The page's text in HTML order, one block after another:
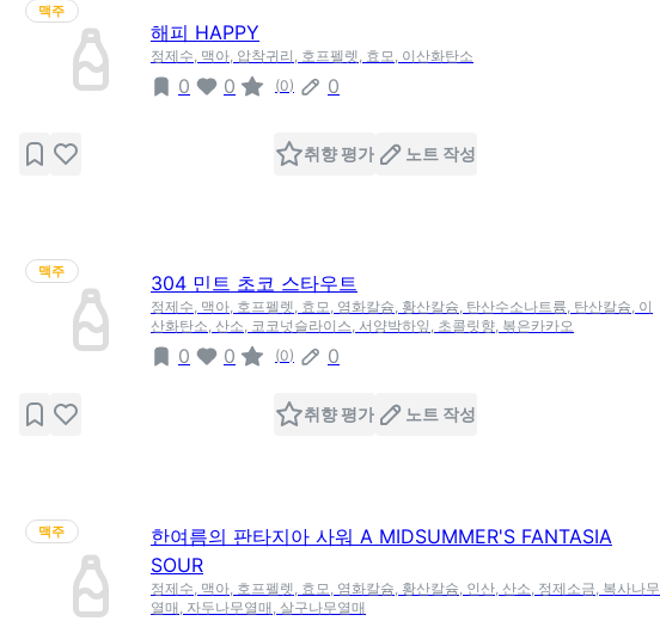
맥주
해피 HAPPY
정제수, 맥아, 압착귀리, 호프펠렛, 효모, 이산화탄소
0 0 (0) 0
취향 평가 노트 작성
맥주
304 민트 초코 스타우트
정제수, 맥아, 호프펠렛, 효모, 염화칼슘, 황산칼슘, 탄산수소나트륨, 탄산칼슘, 이
산화탄소, 산소, 코코넛슬라이스, 서양박하잎, 초콜릿향, 볶은카카오
0 0 (0) 0
취향 평가 노트 작성
맥주
한여름의 판타지아 사워 A MIDSUMMER'S FANTASIA
SOUR
정제수, 맥아, 호프펠렛, 효모, 염화칼슘, 황산칼슘, 인산, 산소, 정제소금, 복사나무
열매, 자두나무열매, 살구나무열매